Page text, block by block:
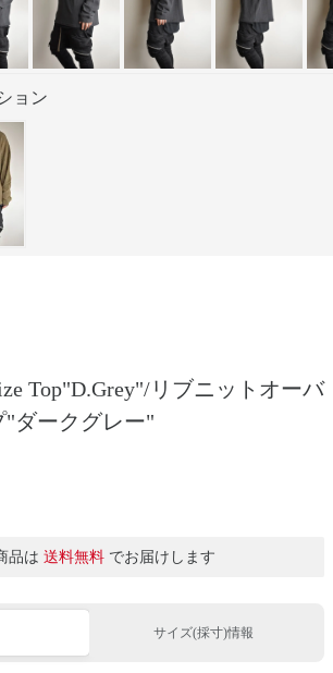
ョン
Top"D.Grey"/リブニットオーバ
"ダークグレー"
品は 送料無料 でお届けします
サイズ(採寸)情報